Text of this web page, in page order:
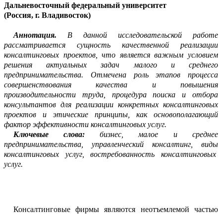
Дальневосточный федеральный университет
(Россия, г. Владивосток)
Аннотация. В данной исследовательской работе
рассматривается сущность качественной реализации
консалтинговых проектов, что является важным условием
решения актуальных задач малого и среднего
предпринимательства. Отмечена рольэтапов процесса
совершенствования качества и повышения
производительности труда, процедура поиска и отбора
консультантов для реализации конкретных консалтинговых
проектов и этические принципы, как основополагающий
фактор эффективности консалтинговых услуг.
Ключевые слова:
бизнес, малое и среднее
предпринимательства, управленческий консалтинг, виды
консалтинговых услуг, востребованность консалтинговых
услуг.
Консалтинговые фирмы являются неотъемлемой частью